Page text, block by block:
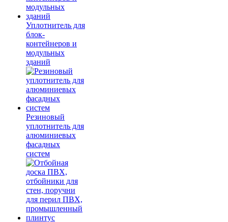
Уплотнитель для
блок-
контейнеров и
модульных
зданий
Резиновый
уплотнитель для
алюминиевых
фасадных
систем